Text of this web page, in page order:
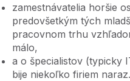
zamestnávatelia horšie
predovšetkým tých
pracovnom trhu
málo,
a o špecialistov (typicky
bije niekoľko firiem naraz.